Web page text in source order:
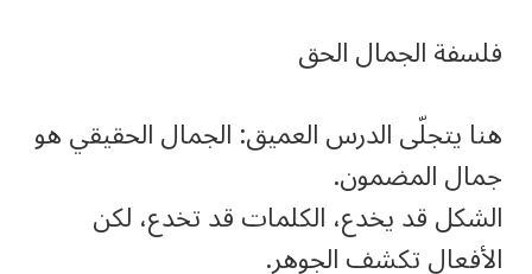
فلسفة الجمال الحق
هنا يتجلّى الدرس العميق: الجمال الحقيقي هو
جمال المضمون.
الشكل قد يخدع، الكلمات قد تخدع، لكن
الأفعال تكشف الجوهر.